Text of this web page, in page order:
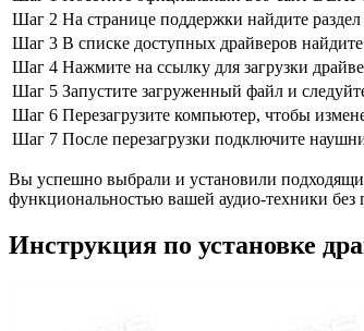
Шаг 2 На странице поддержки найдите
Шаг 3 В списке доступных драйверов
Шаг 4 Нажмите на ссылку для загрузки
Шаг 5 Запустите загруженный файл и
Шаг 6 Перезагрузите компьютер, чтобы
Шаг 7 После перезагрузки подключите
Вы успешно выбрали и установили
функциональностью вашей аудио-техники без
Инструкция по установке